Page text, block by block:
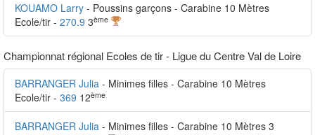
KOUAMO Larry - Poussins garçons - Carabine 10 Mètres
Ecole/tir - 270.9 3ème
Championnat régional Ecoles de tir - Ligue du Centre Val de Loire
BARRANGER Julia - Minimes filles - Carabine 10 Mètres
Ecole/tir - 369 12ème
BARRANGER Julia - Minimes filles - Carabine 10 Mètres 3